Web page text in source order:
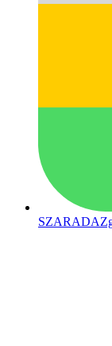
SZARADA